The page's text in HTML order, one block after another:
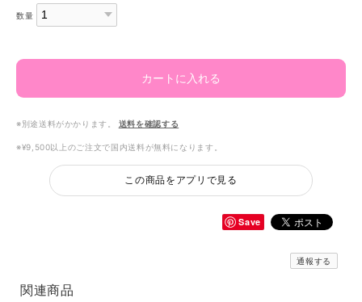
数量
カートに入れる
※別途送料がかかります。 送料を確認する
※¥9,500以上のご注文で国内送料が無料になります。
この商品をアプリで見る
Save
通報する
関連商品